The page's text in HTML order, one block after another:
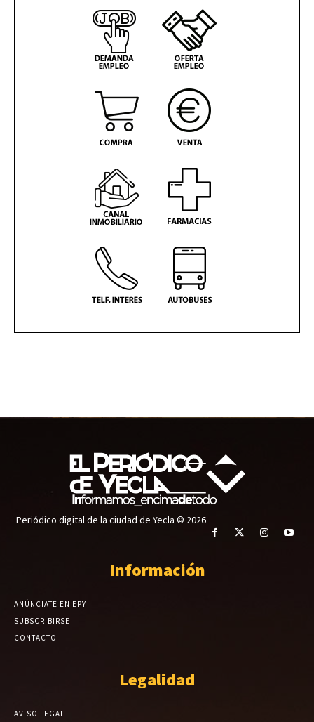
Periódico digital de la ciudad de Yecla © 2026
Información
ANÚNCIATE EN EPY
SUBSCRIBIRSE
CONTACTO
Legalidad
AVISO LEGAL